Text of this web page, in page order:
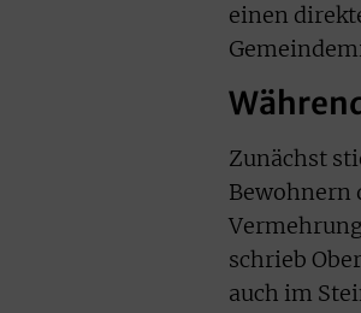
einen
Zunächst
Bewohnern
schrieb
auch im